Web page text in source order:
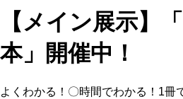
【メイン展示】
本」開催中！
よくわかる！〇時間でわかる！1冊